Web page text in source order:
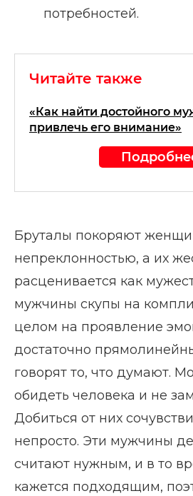
потребностей.
Читайте также
«Как найти достойного
привлечь его внимание»
Бруталы покоряют
непреклонностью, а их
расценивается как
мужчины скупы на
целом на проявление
достаточно
говорят то, что думают.
обидеть человека и не
Добиться от них
непросто. Эти мужчины
считают нужным, и в то
кажется подходящим,